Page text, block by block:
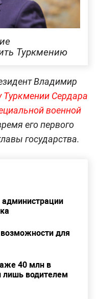
Туркмению
Владимир
Туркмении Сердара
военной
его первого
государства.
для
40 млн в
лишь водителем